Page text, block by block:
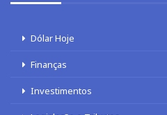
Dólar Hoje
Finanças
Investimentos